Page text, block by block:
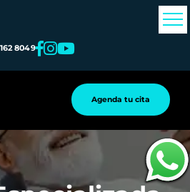
8049
Agenda tu cita